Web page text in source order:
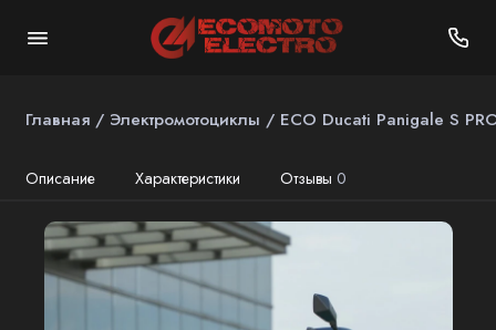
Главная Электромотоциклы ECO Ducati Panigale S
Описание Характеристики Отзывы 0